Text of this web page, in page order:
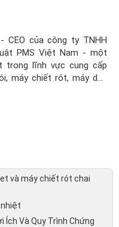
CEO của công ty TNHH
PMS Việt Nam - một
trong lĩnh vực cung cấp
máy chiết rót, máy dán
chuyên môn, kinh
và máy chiết rót chai
nhiệt
Ích Và Quy Trình Chứng